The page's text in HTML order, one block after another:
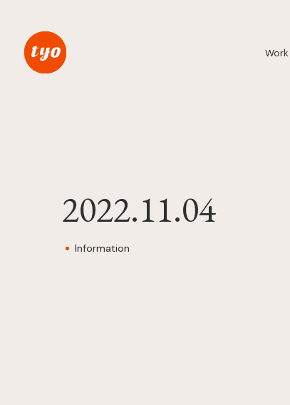
Work
2022.11.04
Information